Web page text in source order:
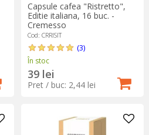
Capsule cafea "Ristretto",
Editie italiana, 16 buc. -
Cremesso
Cod: CRRISIT
(3)
În stoc
39 lei
Pret / buc: 2,44 lei